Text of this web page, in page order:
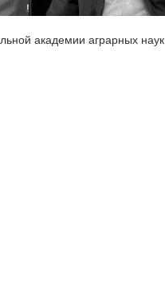
академии аграрных наук